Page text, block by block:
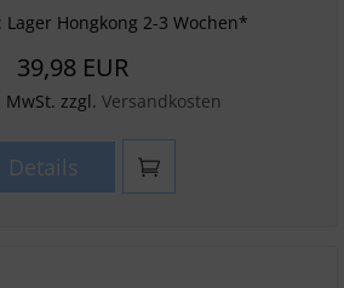
Lager Hongkong 2-3 Wochen*
39,98 EUR
MwSt. zzgl. Versandkosten
Details